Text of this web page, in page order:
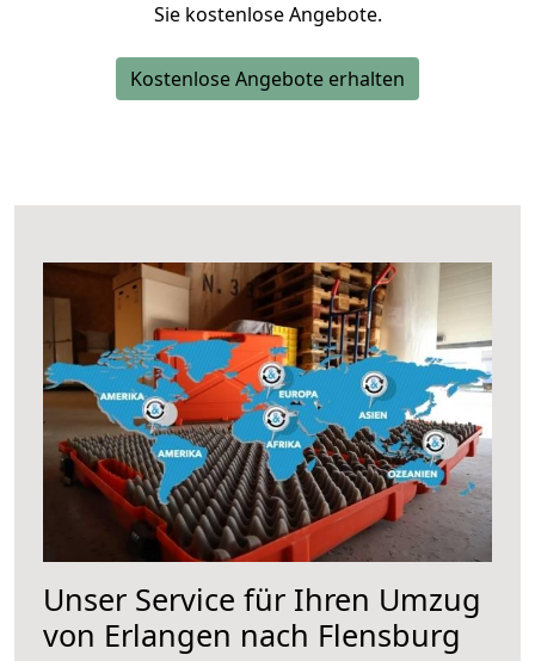
Sie kostenlose Angebote.
Kostenlose Angebote erhalten
Unser Service für Ihren Umzug
von Erlangen nach Flensburg